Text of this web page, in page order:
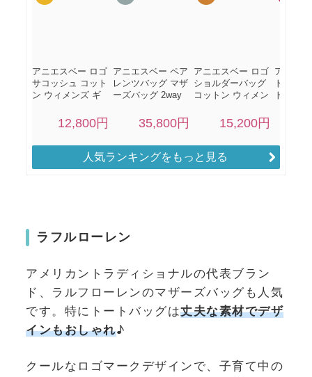
人気ランキングをもっと見る
ラフルローレン
アメリカントラディショナルの代表ブラン
ド、ラルフローレンのマザーズバッグも人気
です。特にトートバッグは丈夫な素材でデザ
インもおしゃれ♪
クールなロゴマークデザインで、子育て中の